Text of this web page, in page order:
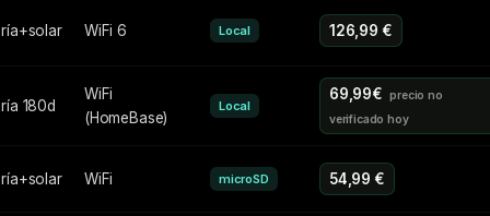
WiFi 6 Local 126,99 €
180d
WiFi
(HomeBase)
Local
69,99€
WiFi microSD 54,99 €